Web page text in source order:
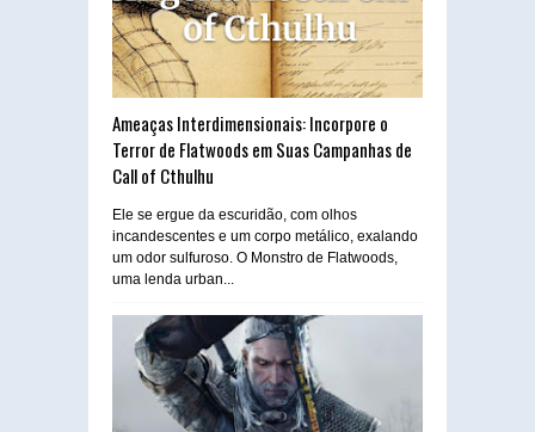
Ameaças Interdimensionais: Incorpore o
Terror de Flatwoods em Suas Campanhas de
Call of Cthulhu
Ele se ergue da escuridão, com olhos
incandescentes e um corpo metálico, exalando
um odor sulfuroso. O Monstro de Flatwoods,
uma lenda urban...